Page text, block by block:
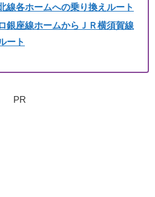
線各ホームへの乗り換えルート
銀座線ホームからＪＲ横須賀線
ート
PR